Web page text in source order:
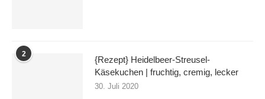
2
{Rezept} Heidelbeer-Streusel-
Käsekuchen | fruchtig, cremig, lecker
30. Juli 2020